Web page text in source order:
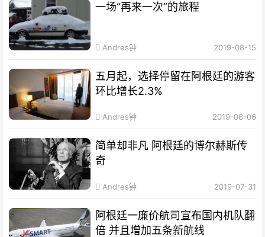
一场“再来一次”的旅程
Andres钟 2019-08-15
五月起，选择停留在阿根廷的游客
环比增长2.3%
Andres钟 2019-08-06
简单却非凡 阿根廷的博尔赫斯传
奇
Andres钟 2019-07-31
阿根廷一廉价航司宣布国内机队翻
倍 并且增加五条新航线